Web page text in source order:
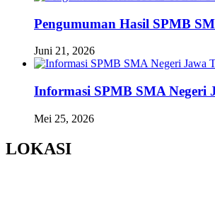
Pengumuman Hasil SPMB
Juni 21, 2026
Informasi SPMB SMA Negeri
Mei 25, 2026
LOKASI